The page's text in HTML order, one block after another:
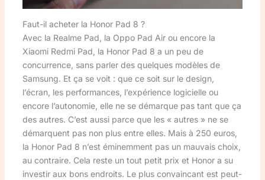
Faut-il acheter la Honor Pad 8 ?
Avec la Realme Pad, la Oppo Pad Air ou encore la
Xiaomi Redmi Pad, la Honor Pad 8 a un peu de
concurrence, sans parler des quelques modèles de
Samsung. Et ça se voit : que ce soit sur le design,
l’écran, les performances, l’expérience logicielle ou
encore l’autonomie, elle ne se démarque pas tant que ça
des autres. C’est aussi parce que les « autres » ne se
démarquent pas non plus entre elles. Mais à 250 euros,
la Honor Pad 8 n’est éminemment pas un mauvais choix,
au contraire. Cela reste un tout petit prix et Honor a su
investir aux bons endroits. Le plus convaincant est peut-